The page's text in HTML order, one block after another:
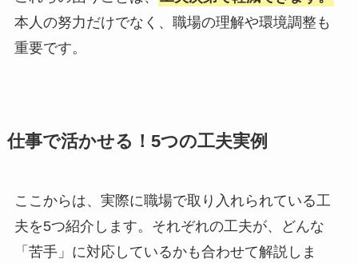
本人の努力だけでなく、職場の理解や環境調整も
重要です。
仕事で活かせる！5つの工夫実例
ここからは、実際に職場で取り入れられている工
夫を5つ紹介します。それぞれの工夫が、どんな
「苦手」に対応しているかも合わせて解説しま